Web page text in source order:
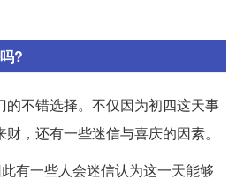
?
的不错选择。不仅因为初四这天事
，还有一些迷信与喜庆的因素。
有一些人会迷信认为这一天能够